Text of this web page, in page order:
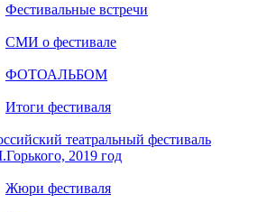
Фестивальные встречи
СМИ о фестивале
ФОТОАЛЬБОМ
Итоги фестиваля
театральный фестиваль
2019 год
Жюри фестиваля